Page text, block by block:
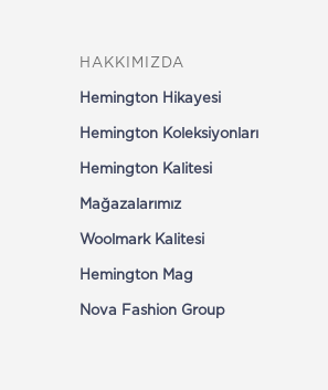
HAKKIMIZDA
Hemington Hikayesi
Hemington Koleksiyonları
Hemington Kalitesi
Mağazalarımız
Woolmark Kalitesi
Hemington Mag
Nova Fashion Group